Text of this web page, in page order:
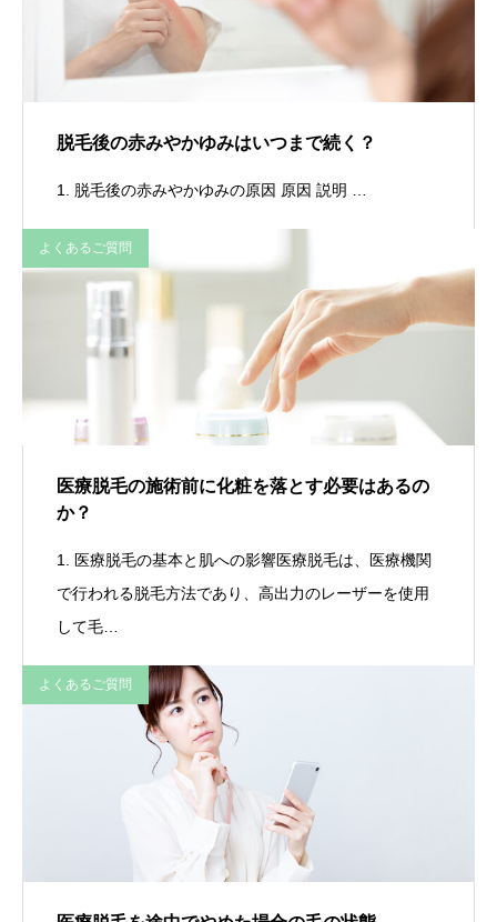
脱毛後の赤みやかゆみはいつまで続く？
よくあるご質問
医療脱毛の施術前に化粧を落とす必要はあるの
か？
1. 医療脱毛の基本と肌への影響医療脱毛は、医療機関
で行われる脱毛方法であり、高出力のレーザーを使用
して毛…
よくあるご質問